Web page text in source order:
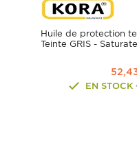
Huile de protection
Teinte GRIS -
EN STOCK